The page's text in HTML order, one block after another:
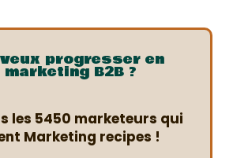
veux progresser en
marketing B2B ?
les 5450 marketeurs qui
Marketing recipes !